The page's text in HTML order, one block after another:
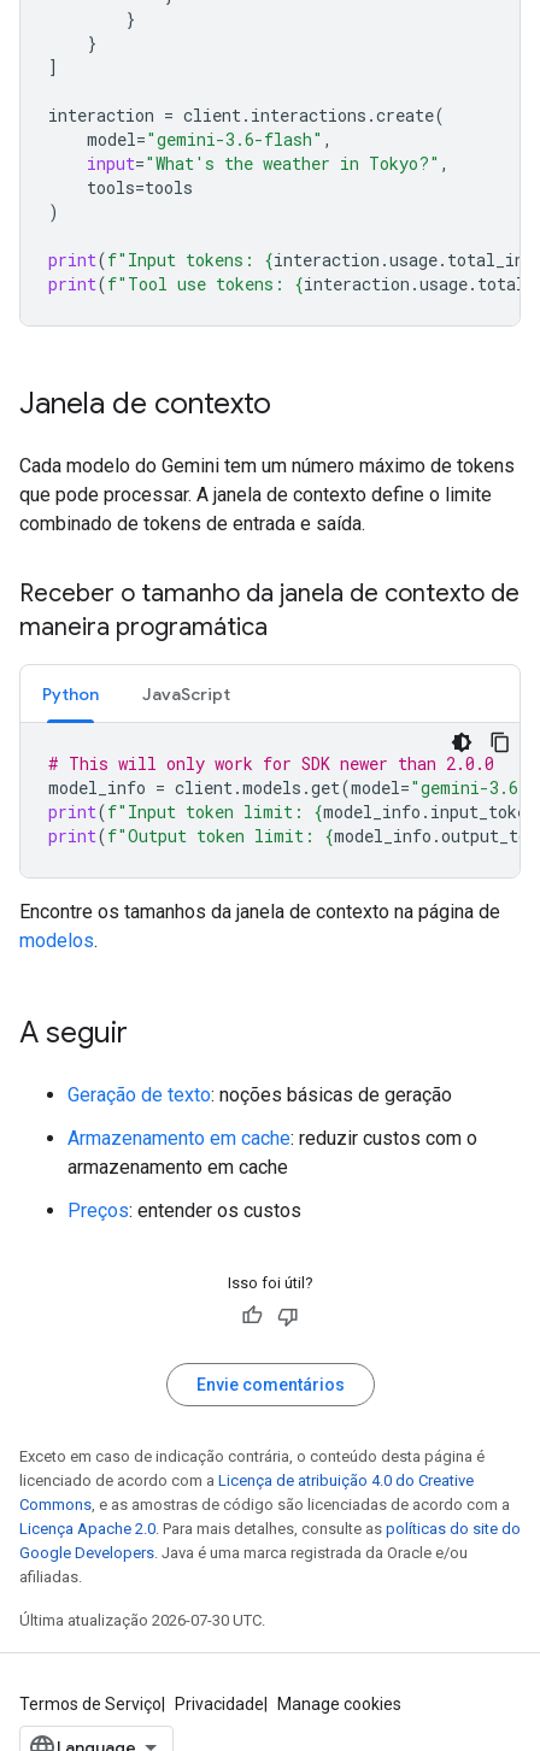
}
}
]
interaction = client. interactions .create(
model="gemini-3.6-flash" ,
input="What's the weather in Tokyo?" ,
tools=tools
)
print(f"Input tokens: {interaction .usage.
print(f"Tool use tokens: {interaction .usage.
Janela de contexto
Cada modelo do Gemini tem um número máximo de tokens
que pode processar. A janela de contexto define o limite
combinado de tokens de entrada e saída.
Receber o tamanho da janela de contexto de
maneira programática
Python JavaScript
# This will only work for SDK newer than 2.0.0
model_info = client.models .get(model="gemini-3.6-
print(f"Input token limit: {model_info .
print(f"Output token limit: {model_info .
Encontre os tamanhos da janela de contexto na página de
modelos.
A seguir
Geração de texto: noções básicas de geração
Armazenamento em cache: reduzir custos com o
armazenamento em cache
Preços: entender os custos
Isso foi útil?
Envie comentários
Exceto em caso de indicação contrária, o conteúdo desta página é
licenciado de acordo com a Licença de atribuição 4.0 do Creative
Commons, e as amostras de código são licenciadas de acordo com a
Licença Apache 2.0. Para mais detalhes, consulte as políticas do site do
Google Developers. Java é uma marca registrada da Oracle e/ou
afiliadas.
Última atualização 2026-07-30 UTC.
Termos de Serviço Privacidade Manage cookies